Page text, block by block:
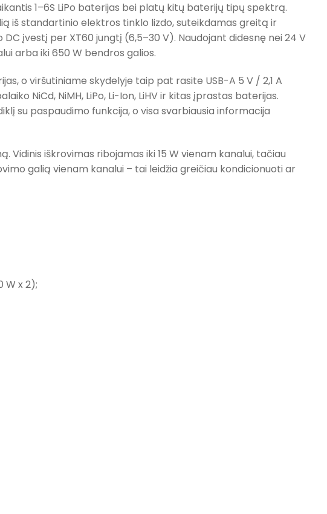
1–6S LiPo baterijas bei platų kitų baterijų tipų spektrą.
iš standartinio elektros tinklo lizdo, suteikdamas greitą ir
įvestį per XT60 jungtį (6,5–30 V). Naudojant didesnę nei 24 V
arba iki 650 W bendros galios.
o viršutiniame skydelyje taip pat rasite USB-A 5 V / 2,1 A
NiCd, NiMH, LiPo, Li-Ion, LiHV ir kitas įprastas baterijas.
su paspaudimo funkcija, o visa svarbiausia informacija
iškrovimas ribojamas iki 15 W vienam kanalui, tačiau
galią vienam kanalui – tai leidžia greičiau kondicionuoti ar
W x 2);